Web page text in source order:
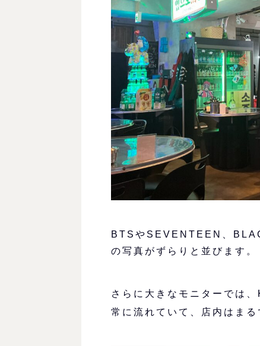
BTSやSEVENTEEN、
の写真がずらりと並びます。
さらに大きなモニターでは
常に流れていて、店内はまる